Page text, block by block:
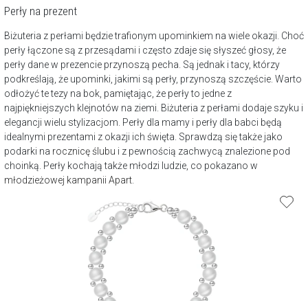
Perły na prezent
Biżuteria z perłami będzie trafionym upominkiem na wiele okazji. Choć
perły łączone są z przesądami i często zdaje się słyszeć głosy, że
perły dane w prezencie przynoszą pecha. Są jednak i tacy, którzy
podkreślają, że upominki, jakimi są perły, przynoszą szczęście. Warto
odłożyć te tezy na bok, pamiętając, że perły to jedne z
najpiękniejszych klejnotów na ziemi. Biżuteria z perłami dodaje szyku i
elegancji wielu stylizacjom. Perły dla mamy i perły dla babci będą
idealnymi prezentami z okazji ich święta. Sprawdzą się także jako
podarki na rocznicę ślubu i z pewnością zachwycą znalezione pod
choinką. Perły kochają także młodzi ludzie, co pokazano w
młodzieżowej kampanii Apart